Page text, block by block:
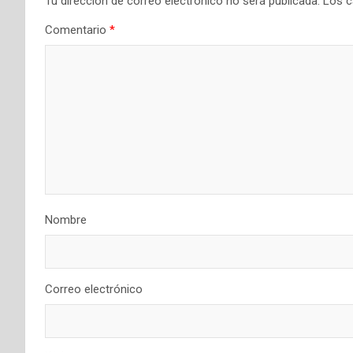
Comentario *
Nombre
Correo electrónico